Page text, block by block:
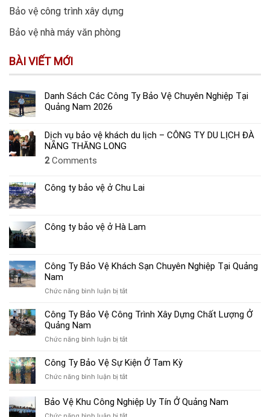
Bảo vệ công trình xây dựng
Bảo vệ nhà máy văn phòng
BÀI VIẾT MỚI
Danh Sách Các Công Ty Bảo Vệ Chuyên Nghiệp Tại
Quảng Nam 2026
Dịch vụ bảo vệ khách du lịch – CÔNG TY DU LỊCH ĐÀ
NẴNG THĂNG LONG
2Comments
Công ty bảo vệ ở Chu Lai
Công ty bảo vệ ở Hà Lam
Công Ty Bảo Vệ Khách Sạn Chuyên Nghiệp Tại Quảng
Nam
Chức năng bình luận bị tắtở
Ty
Bảo
Khách
Chuyên
Nam
Công Ty Bảo Vệ Công Trình Xây Dựng Chất Lượng Ở
Quảng Nam
Chức năng bình luận bị tắtở
Ty
Bảo
Vệ
Trình
Công Ty Bảo Vệ Sự Kiện Ở Tam Kỳ
Chức năng bình luận bị tắtở
Ty
Bảo
Bảo Vệ Khu Công Nghiệp Uy Tín Ở Quảng Nam
ở